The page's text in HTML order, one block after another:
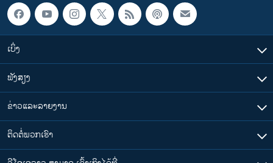
ເບິ່ງ
ຟັງສຽງ
ຂ່າວແລະລາຍງານ
ຕິດຕໍ່ພວກເຮົາ